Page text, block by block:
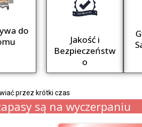
do
Jakość i
Bezpieczeństw
o
przez krótki czas
są na wyczerpaniu